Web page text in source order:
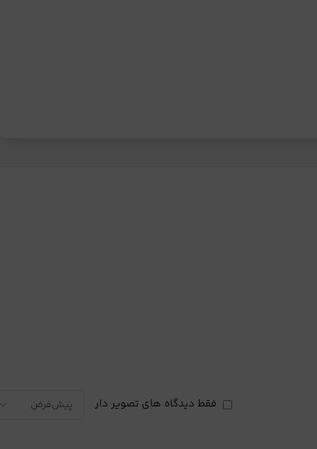
فقط دیدگاه های تصویر دار